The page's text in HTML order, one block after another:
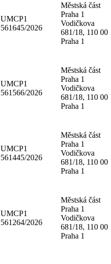
UMCP1
561645/2026
Městská část
Praha 1
Vodičkova
681/18, 110 00
Praha 1
UMCP1
561566/2026
Městská část
Praha 1
Vodičkova
681/18, 110 00
Praha 1
UMCP1
561445/2026
Městská část
Praha 1
Vodičkova
681/18, 110 00
Praha 1
UMCP1
561264/2026
Městská část
Praha 1
Vodičkova
681/18, 110 00
Praha 1